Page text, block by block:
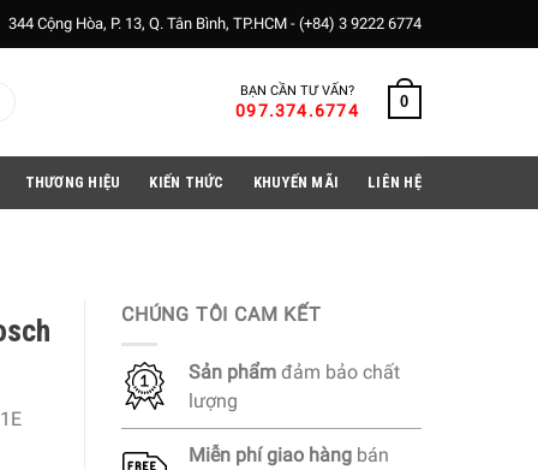
344 Cộng Hòa, P. 13, Q. Tân Bình, TP.HCM - (+84) 3 9222 6774
BẠN CẦN TƯ VẤN?
097.374.6774 0
THƯƠNG HIỆU KIẾN THỨC KHUYẾN MÃI LIÊN HỆ
CHÚNG TÔI CAM KẾT
Sản phẩm đảm bảo chất
lượng
Miễn phígiao hàng bán